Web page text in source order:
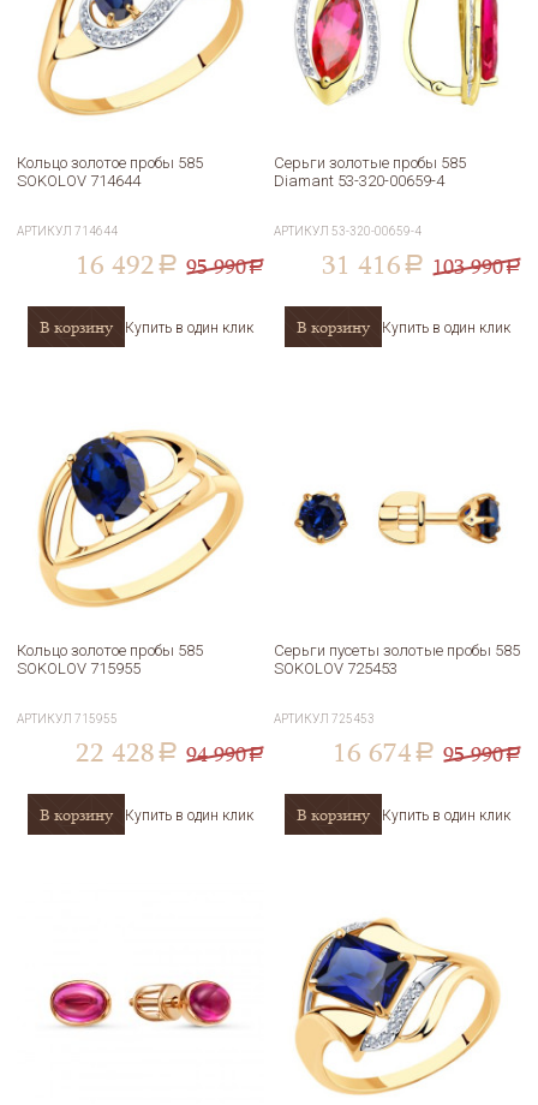
Кольцо золотое пробы 585
SOKOLOV 714644
АРТИКУЛ714644
16 492 a 95 990a
В корзину Купить в один клик
Серьги золотые пробы 585
Diamant 53-320-00659-4
АРТИКУЛ53-320-00659-4
31 416 a 103 990a
В корзину Купить в один клик
Кольцо золотое пробы 585
SOKOLOV 715955
АРТИКУЛ715955
22 428 a 94 990a
В корзину Купить в один клик
Серьги пусеты золотые пробы 585
SOKOLOV 725453
АРТИКУЛ725453
16 674 a 95 990a
В корзину Купить в один клик